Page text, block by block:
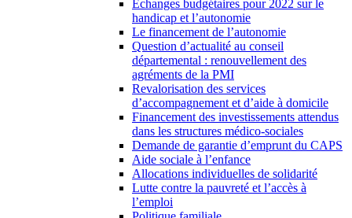
Échanges budgétaires pour 2022 sur le
handicap et l’autonomie
Le financement de l’autonomie
Question d’actualité au conseil
départemental : renouvellement des
agréments de la PMI
Revalorisation des services
d’accompagnement et d’aide à domicile
Financement des investissements attendus
dans les structures médico-sociales
Demande de garantie d’emprunt du CAPS
Aide sociale à l’enfance
Allocations individuelles de solidarité
Lutte contre la pauvreté et l’accès à
l’emploi